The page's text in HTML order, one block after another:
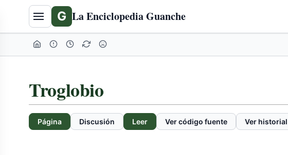
G La Enciclopedia Guanche
Troglobio
Página Discusión Leer Ver código fuente Ver historial